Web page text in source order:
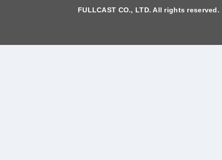
FULLCAST CO., LTD. All rights reserved.